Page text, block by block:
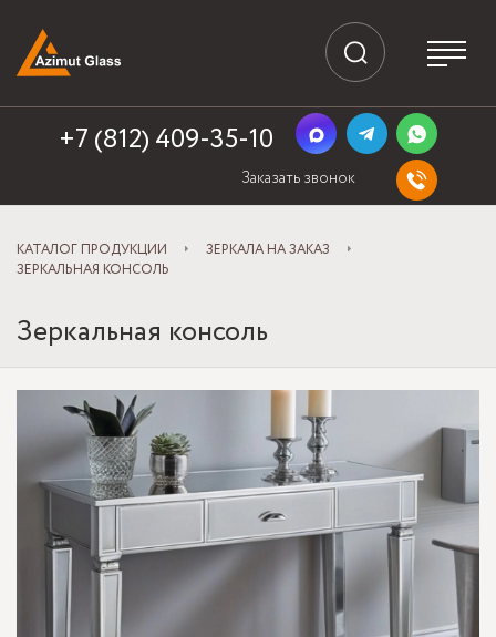
+7 (812) 409-35-10
Заказать звонок
КАТАЛОГ ПРОДУКЦИИ
ЗЕРКАЛА НА ЗАКАЗ
ЗЕРКАЛЬНАЯ КОНСОЛЬ
Зеркальная консоль